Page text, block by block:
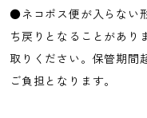
●ネコポス便が入らない
ち戻りとなることがあり
取りください。保管期間
ご負担となります。